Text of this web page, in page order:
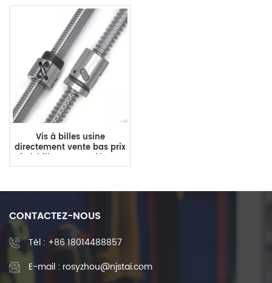
Vis à billes usine
directement vente bas prix
vis à billes CNC roulée RSC
CONTACTEZ-NOUS
Tél : +86 18014488857
E-mail : rosyzhou@njstai.com